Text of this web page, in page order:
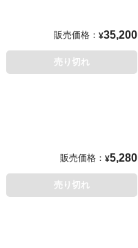
販売価格： ¥35,200
売り切れ
販売価格： ¥5,280
売り切れ